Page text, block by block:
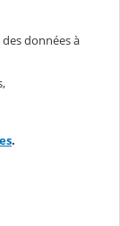
données à
.